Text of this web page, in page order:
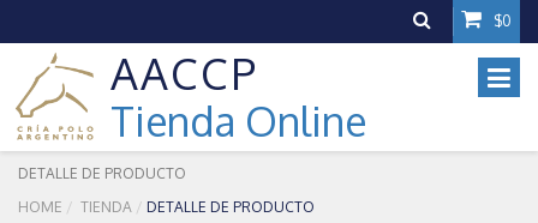
$0
AACCP
Tienda Online
DETALLE DE PRODUCTO
HOME
TIENDA DETALLE DE PRODUCTO